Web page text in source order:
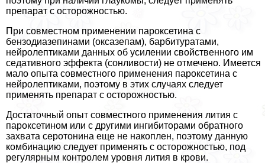
препарат с осторожностью.
При совместном применении пароксетина с
бензодиазепинами (оксазепам), барбитуратами,
нейролептиками данных об усилении свойственного им
седативного эффекта (сонливости) не отмечено. Имеется
мало опыта совместного применения пароксетина с
нейролептиками, поэтому в этих случаях следует
применять препарат с осторожностью.
Достаточный опыт совместного применения лития с
пароксетином или с другими ингибиторами обратного
захвата серотонина еще не накоплен, поэтому данную
комбинацию следует применять с осторожностью, под
регулярным контролем уровня лития в крови.